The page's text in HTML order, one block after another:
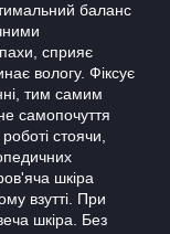
баланс
сприяє
вологу. Фіксує
тим самим
самопочуття
стоячи,
шкіра
взутті. При
шкіра. Без